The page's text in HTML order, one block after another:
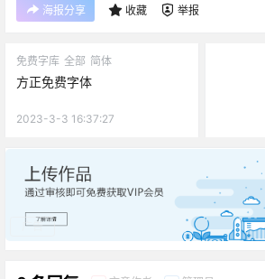
海报分享 收藏 举报
免费字库 全部 简体
方正免费字体
2023-3-3 16:37:27
广告